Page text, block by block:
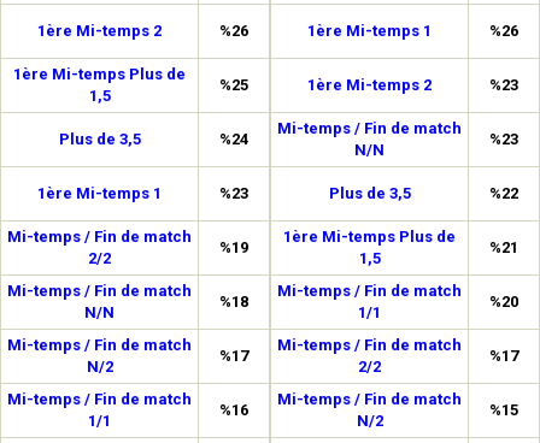
1ère Mi-temps 2 %26
1ère Mi-temps Plus de
1,5
%25
Plus de 3,5 %24
1ère Mi-temps 1 %23
Mi-temps / Fin de match
2/2
%19
Mi-temps / Fin de match
N/N
%18
Mi-temps / Fin de match
N/2
%17
Mi-temps / Fin de match
1/1
%16
1ère Mi-temps 1 %26
1ère Mi-temps 2 %23
Mi-temps / Fin de match
N/N
%23
Plus de 3,5 %22
1ère Mi-temps Plus de
1,5
%21
Mi-temps / Fin de match
1/1
%20
Mi-temps / Fin de match
2/2
%17
Mi-temps / Fin de match
N/2
%15